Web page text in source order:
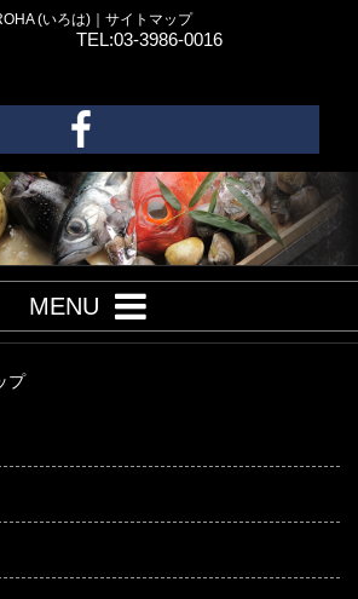
(いろは)｜サイトマップ
TEL:03-3986-0016
MENU
プ